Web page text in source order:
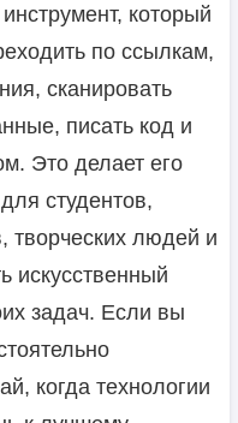
который
по ссылкам,
сканировать
писать код и
Это делает его
студентов,
творческих людей и
искусственный
задач. Если вы
когда технологии